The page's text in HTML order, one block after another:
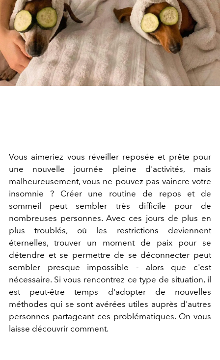
Vous aimeriez vous réveiller reposée et prête pour
une nouvelle journée pleine d'activités, mais
malheureusement, vous ne pouvez pas vaincre votre
insomnie ? Créer une routine de repos et de
sommeil peut sembler très difficile pour de
nombreuses personnes. Avec ces jours de plus en
plus troublés, où les restrictions deviennent
éternelles, trouver un moment de paix pour se
détendre et se permettre de se déconnecter peut
sembler presque impossible - alors que c'est
nécessaire. Si vous rencontrez ce type de situation, il
est peut-être temps d'adopter de nouvelles
méthodes qui se sont avérées utiles auprès d'autres
personnes partageant ces problématiques. On vous
laisse découvrir comment.